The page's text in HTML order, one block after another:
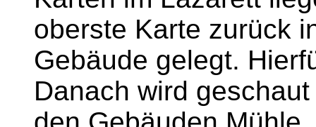
oberste Karte zurück
Gebäude gelegt.
Danach wird